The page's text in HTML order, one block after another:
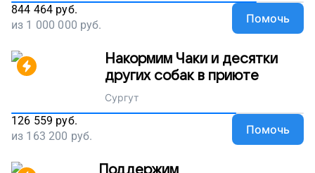
844 464 руб.
из 1 000 000 руб. Помочь
Накормим Чаки и десятки
других собак в приюте
Сургут
126 559 руб.
из 163 200 руб. Помочь